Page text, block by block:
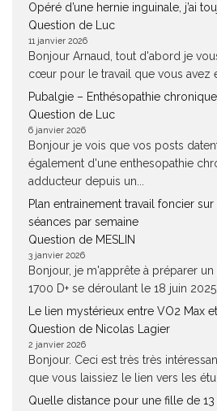
Opéré d’une hernie inguinale, j’ai
Question de Luc
11 janvier 2026
Bonjour Arnaud, tout d'abord je
cœur pour le travail que vous avez
Pubalgie – Enthésopathie
Question de Luc
6 janvier 2026
Bonjour je vois que vos posts
également d'une enthesopathie
adducteur depuis un...
Plan entrainement travail foncier
séances par semaine
Question de MESLIN
3 janvier 2026
Bonjour, je m'apprête à préparer
1700 D+ se déroulant le 18 juin
Le lien mystérieux entre VO2 Max
Question de Nicolas Lagier
2 janvier 2026
Bonjour. Ceci est très très
que vous laissiez le lien vers les
Quelle distance pour une fille de 13